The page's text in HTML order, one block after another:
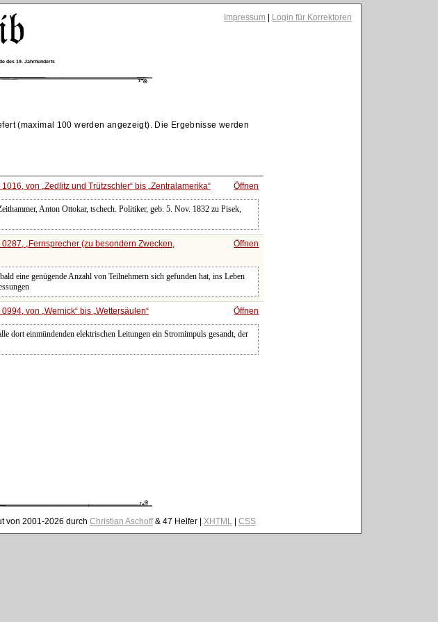
Impressum Login für Korrektoren
des 19. Jahrhunderts
(maximal 100 werden angezeigt). Die Ergebnisse werden
von Zedlitz und Trützschler bis Zentralamerika Öffnen
Anton Ottokar, tschech. Politiker, geb. 5. Nov. 1832 zu Pisek,
0287, Fernsprecher (zu besondern Zwecken,
Öffnen
eine genügende Anzahl von Teilnehmern sich gefunden hat, ins Leben
von Wernick bis Wettersäulen Öffnen
dort einmündenden elektrischen Leitungen ein Stromimpuls gesandt, der
von 2001-2026 durch Christian Aschoff& 47 Helfer | XHTML| CSS